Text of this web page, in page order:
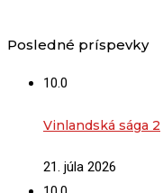
Posledné príspevky
10.0
Vinlandská sága 2
21. júla 2026